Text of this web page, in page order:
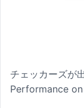
チェッカーズが
Performance on